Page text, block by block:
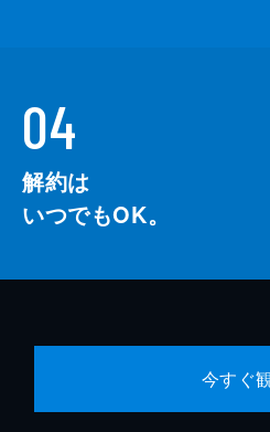
04
解約は
いつでもOK。
今すぐ